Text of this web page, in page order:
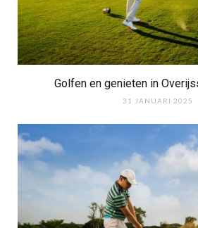
Golfen en genieten in
31 JANUARI 2025